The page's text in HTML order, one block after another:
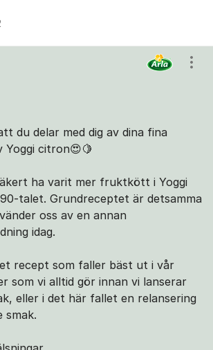
du delar med dig av dina fina
Yoggi citron😍🍋
ha varit mer fruktkött i Yoggi
talet. Grundreceptet är detsamma
oss av en annan
idag.
recept som faller bäst ut i vår
som vi alltid gör innan vi lanserar
eller i det här fallet en relansering
smak.